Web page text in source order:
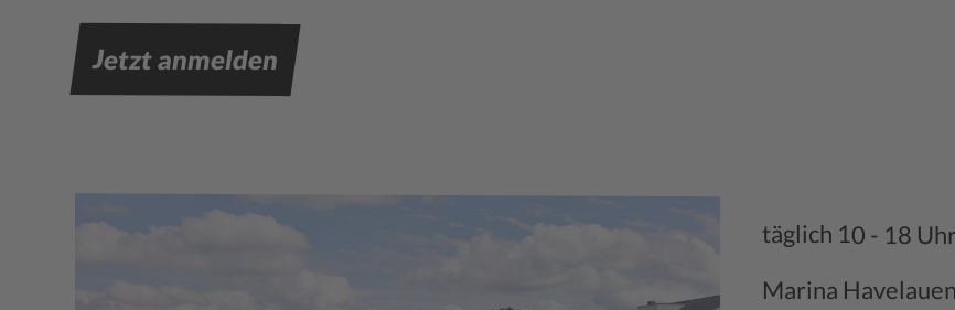
Jetzt anmelden
täglich 10 - 18 Uhr
Marina Havelauen